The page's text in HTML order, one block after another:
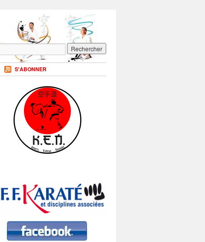
S'ABONNER